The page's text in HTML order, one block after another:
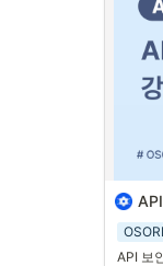
앞선 글
생각해
봅니다.
API 보